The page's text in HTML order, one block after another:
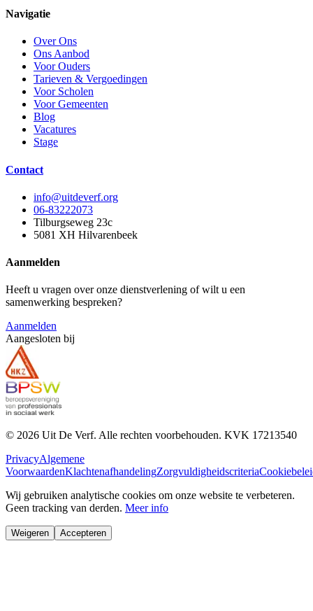
Navigatie
Over Ons
Ons Aanbod
Voor Ouders
Tarieven & Vergoedingen
Voor Scholen
Voor Gemeenten
Blog
Vacatures
Stage
Contact
info@uitdeverf.org
06-83222073
Tilburgseweg 23c
5081 XH Hilvarenbeek
Aanmelden
Heeft u vragen over onze dienstverlening of wilt u een
samenwerking bespreken?
Aanmelden
Aangesloten bij
© 2026 Uit De Verf. Alle rechten voorbehouden. KVK 17213540
PrivacyAlgemene
VoorwaardenKlachtenafhandelingZorgvuldigheidscriteria
Wij gebruiken analytische cookies om onze website te verbeteren.
Geen tracking van derden. Meer info
Weigeren Accepteren